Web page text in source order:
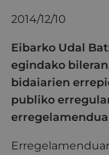
2014/12/10
Eibarko Udal
egindako
bidaiarien
publiko